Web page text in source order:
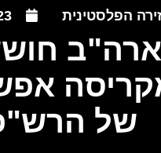
הפלסטינית
ארה"ב
של